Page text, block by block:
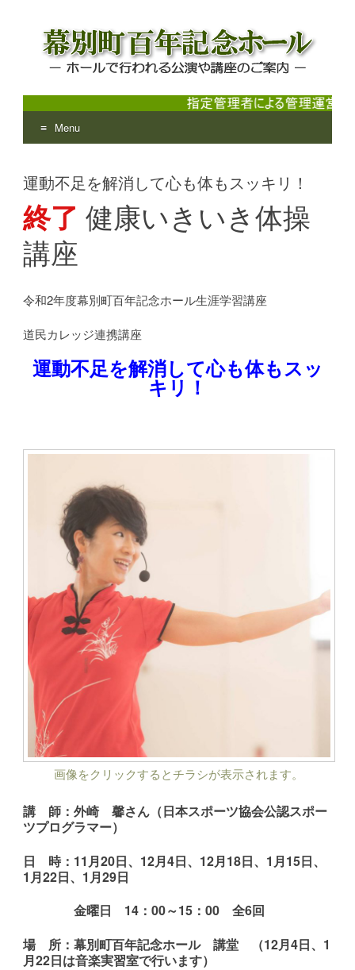
幕別町百年記念ホール
ホールで行われる公演や講座のご案内
Menu
to
content
運動不足を解消して心も体もスッキリ！
終了健康いきいき体操
講座
令和2年度幕別町百年記念ホール生涯学習講座
道民カレッジ連携講座
運動不足を解消して心も体もスッ
キリ！
画像をクリックするとチラシが表示されます。
講 師：外崎 馨さん（日本スポーツ協会公認スポー
ツプログラマー）
日 時：11月20日、12月4日、12月18日、1月15日、
1月22日、1月29日
金曜日 14：00～15：00 全6回
場 所：幕別町百年記念ホール 講堂 （12月4日、1
月22日は音楽実習室で行います）